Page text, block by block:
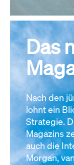
Das
Nach den
lohnt ein
Strategie.
Magazins
auch die
Morgan,